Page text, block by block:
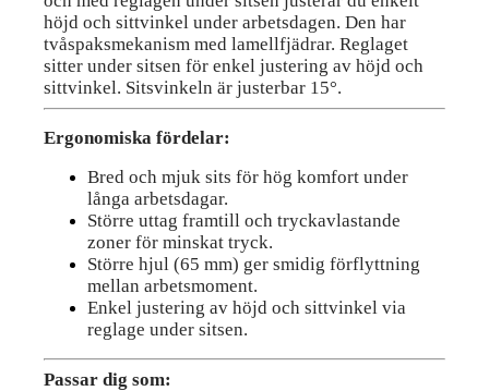
höjd och sittvinkel under arbetsdagen. Den har
tvåspaksmekanism med lamellfjädrar. Reglaget
sitter under sitsen för enkel justering av höjd och
sittvinkel. Sitsvinkeln är justerbar 15°.
Ergonomiska fördelar:
Bred och mjuk sits för hög komfort under
långa arbetsdagar.
Större uttag framtill och tryckavlastande
zoner för minskat tryck.
Större hjul (65 mm) ger smidig förflyttning
mellan arbetsmoment.
Enkel justering av höjd och sittvinkel via
reglage under sitsen.
Passar dig som: